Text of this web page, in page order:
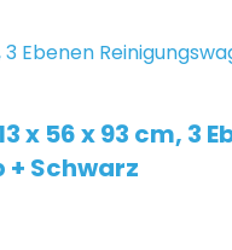
56 x 93 cm, 3
Schwarz